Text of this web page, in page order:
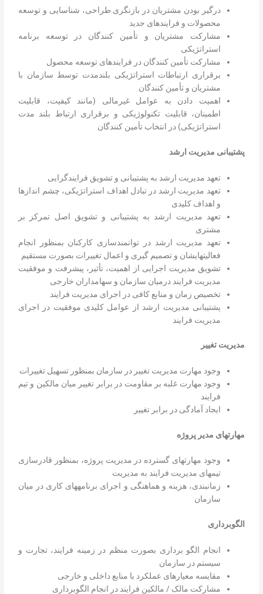
درگیر بودن مشتریان در بازنگری طراحی، شناسایی و توسعه
محصولات و فرایندهای جدید
مشارکت مشتریان و تأمین کنندگان در توسعه برنامه
استراتژیکی
مشارکت تأمین کنندگان در فرایندهای توسعه محصول
برقراری ارتباطات استراتژیکی بلندمدت توسط سازمان با
مشتریان و تأمین کنندگان
اهمیت دادن به عوامل غیرمالی (مانند کیفیت، قابلیت
اطمینان، قابلیت تکنولوژیکی و برقراری ارتباط بلند مدت
استراتژیکی) در انتخاب تأمین کنندگان
پشتیبانی مدیریت ارشد
تعهد مدیریت ارشد به پشتیبانی و تشویق فرایندگرایی
تعهد مدیریت ارشد در تبادل اهداف استراتژیکی، چشم اندازها
و اهداف کلیدی
تعهد مدیریت ارشد به پشتیبانی و تشویق اصل تمرکز بر
مشتری
تعهد مدیریت ارشد در توانمندسازی کارکنان بمنظور انجام
فعالیتهایشان و تصمیم گیری و اعمال تغییرات بصورت مستقیم
تشویق مدیریت اجرایی از اهمیت، تأثیر، پیشرفت و موفقیت
مدیریت فرایند درمیان سازمان و سهامداران خارجی
تخصیص زمان و منابع کافی در اجرای مدیریت فرایند
پشتیبانی مدیریت ارشد از عوامل کلیدی موفقیت در اجرای
مدیریت فرایند
مدیریت تغییر
وجود مهارت مدیریت تغییر در سازمان بمنظور تسهیل تغییرات
وجود مهارت غلبه بر مقاومت در برابر تغییر میان مالکین و تیم
فرایند
ایجاد آمادگی در برابر تغییر
مهارتهای مدیر پروژه
وجود مهارتهای گسترده در مدیریت پروژه، بمنظور قادرسازی
تیمهای مدیریت فرایند به مدیریت
زمانبندی، هزینه و هماهنگی و اجرای برنامههای کاری در میان
سازمان
الگوبرداری
انجام الگو برداری بصورت منظم در زمینه فرایند، تجارت و
سیستم در سازمان
مقایسه معیارهای عملکرد با منابع داخلی و خارجی
مشارکت مالک / مالکین فرایند در انجام الگوبرداری